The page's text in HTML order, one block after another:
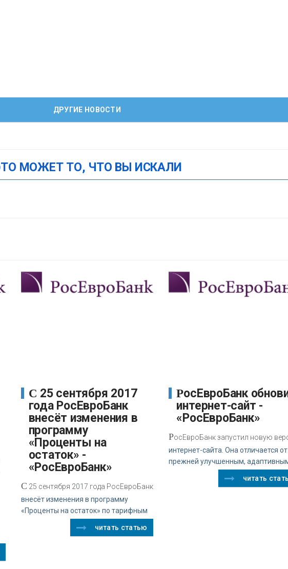
ДРУГИЕ НОВОСТИ
ЭТО МОЖЕТ ТО, ЧТО ВЫ ИСКАЛИ
С 25 сентября 2017
года РосЕвроБанк
внесёт изменения в
программу
«Проценты на
остаток» -
«РосЕвроБанк»
С 25 сентября 2017 года РосЕвроБанк
внесёт изменения в программу
«Проценты на остаток» по тарифным
читать статью
РосЕвроБанк обновил
интернет-сайт -
«РосЕвроБанк»
РосЕвроБанк запустил новую
интернет-сайта. Она отличается от
прежней улучшенным,
читать